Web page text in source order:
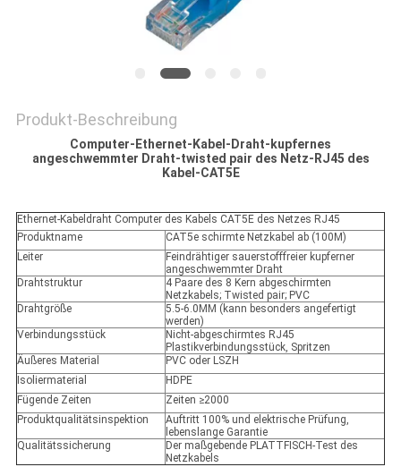
Produkt-Beschreibung
Computer-Ethernet-Kabel-Draht-kupfernes
angeschwemmter Draht-twisted pair des Netz-RJ45 des
Kabel-CAT5E
Ethernet-Kabeldraht Computer des Kabels CAT5E des Netzes RJ45
Produktname
CAT5e schirmte Netzkabel ab (100M)
Leiter
Feindrähtiger sauerstofffreier kupferner
angeschwemmter Draht
Drahtstruktur
4 Paare des 8 Kern abgeschirmten
Netzkabels; Twisted pair; PVC
Drahtgröße
5.5-6.0MM (kann besonders angefertigt
werden)
Verbindungsstück
Nicht-abgeschirmtes RJ45
Plastikverbindungsstück, Spritzen
Äußeres Material
PVC oder LSZH
Isoliermaterial
HDPE
Fügende Zeiten
Zeiten ≥2000
Produktqualitätsinspektion
Auftritt 100% und elektrische Prüfung,
lebenslange Garantie
Qualitätssicherung
Der maßgebende PLATTFISCH-Test des
Netzkabels